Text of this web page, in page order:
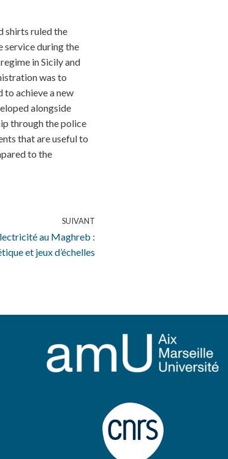
ruled the
service during the
in Sicily and
was to
achieve a new
alongside
through the police
that are useful to
to the
SUIVANT
au Maghreb :
et jeux d’échelles